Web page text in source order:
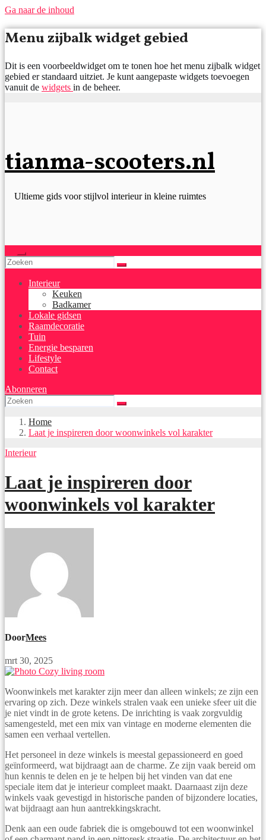
Ga naar de inhoud
Menu zijbalk widget gebied
Dit is een voorbeeldwidget om te tonen hoe het menu zijbalk widget
gebied er standaard uitziet. Je kunt aangepaste widgets toevoegen
vanuit de widgets in de beheer.
tianma-scooters.nl
Ultieme gids voor stijlvol interieur in kleine ruimtes
Interieur
Keuken
Badkamer
Lokale gidsen
Raamdecoratie
Tuin
Energie besparen
Lifestyle
Contact
Abonneren
Home
Laat je inspireren door woonwinkels vol karakter
Interieur
Laat je inspireren door
woonwinkels vol karakter
DoorMees
mrt 30, 2025
Woonwinkels met karakter zijn meer dan alleen winkels; ze zijn een
ervaring op zich. Deze winkels stralen vaak een unieke sfeer uit die
je niet vindt in de grote ketens. De inrichting is vaak zorgvuldig
samengesteld, met een mix van vintage en moderne elementen die
samen een verhaal vertellen.
Het personeel in deze winkels is meestal gepassioneerd en goed
geïnformeerd, wat bijdraagt aan de charme. Ze zijn vaak bereid om
hun kennis te delen en je te helpen bij het vinden van dat ene
speciale item dat je interieur compleet maakt. Daarnaast zijn deze
winkels vaak gevestigd in historische panden of bijzondere locaties,
wat bijdraagt aan hun aantrekkingskracht.
Denk aan een oude fabriek die is omgebouwd tot een woonwinkel